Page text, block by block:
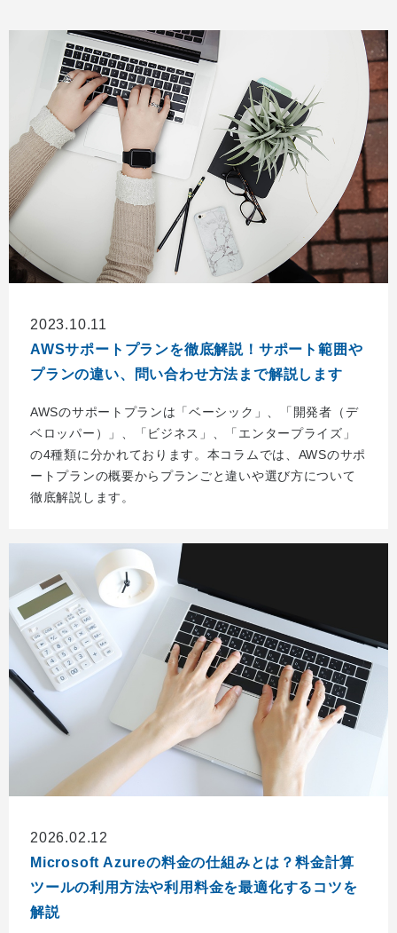
2023.10.11
AWSサポートプランを徹底解説！サポート範囲や
プランの違い、問い合わせ方法まで解説します
AWSのサポートプランは「ベーシック」、「開発者（デ
ベロッパー）」、「ビジネス」、「エンタープライズ」
の4種類に分かれております。本コラムでは、AWSのサポ
ートプランの概要からプランごと違いや選び方について
徹底解説します。
2026.02.12
Microsoft Azureの料金の仕組みとは？料金計算
ツールの利用方法や利用料金を最適化するコツを
解説